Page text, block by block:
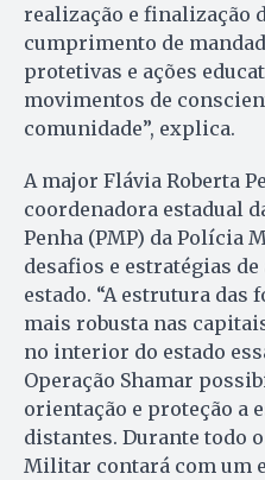
realização e finalização
cumprimento de
protetivas e ações
movimentos de
comunidade”, explica.
A major Flávia Roberta
coordenadora estadual
Penha (PMP) da Polícia
desafios e estratégias
estado. “A estrutura das
mais robusta nas
no interior do estado
Operação Shamar
orientação e proteção a
distantes. Durante todo
Militar contará com um